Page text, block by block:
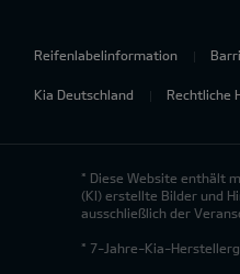
Reifenlabelinformation
Kia Deutschland Rechtliche
* Diese Website enthält
(KI) erstellte Bilder und
ausschließlich der
* 7-Jahre-Kia-